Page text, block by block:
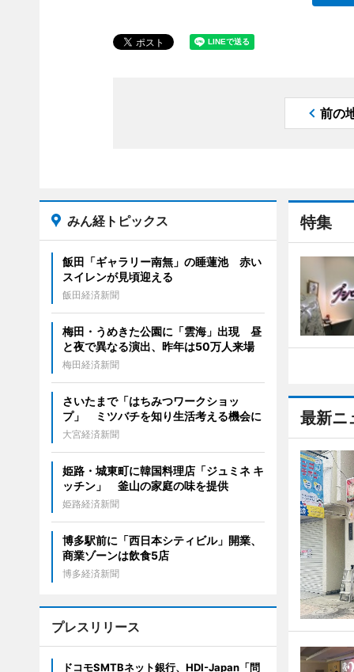
前の
特集
最新ニ
みん経トピックス
飯田「ギャラリー南無」の睡蓮池 赤い
スイレンが見頃迎える
飯田経済新聞
梅田・うめきた公園に「雲海」出現 昼
と夜で異なる演出、昨年は50万人来場
梅田経済新聞
さいたまで「はちみつワークショッ
プ」 ミツバチを知り生活考える機会に
大宮経済新聞
姫路・城東町に韓国料理店「ジュミネ キ
ッチン」 釜山の家庭の味を提供
姫路経済新聞
博多駅前に「西日本シティビル」開業、
商業ゾーンは飲食5店
博多経済新聞
プレスリリース
ドコモSMTBネット銀行、HDI-Japan「問